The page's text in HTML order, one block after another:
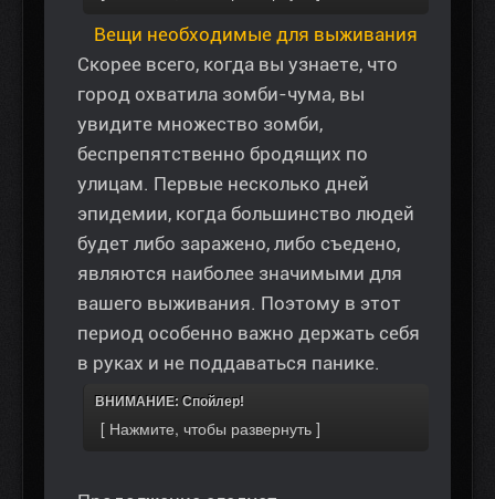
Вещи необходимые для выживания
Скорее всего, когда вы узнаете, что
город охватила зомби-чума, вы
увидите множество зомби,
беспрепятственно бродящих по
улицам. Первые несколько дней
эпидемии, когда большинство людей
будет либо заражено, либо съедено,
являются наиболее значимыми для
вашего выживания. Поэтому в этот
период особенно важно держать себя
в руках и не поддаваться панике.
ВНИМАНИЕ: Спойлер!